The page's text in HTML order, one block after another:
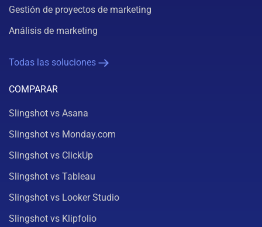
Gestión de proyectos de marketing
Análisis de marketing
Todas las soluciones
COMPARAR
Slingshot vs Asana
Slingshot vs Monday.com
Slingshot vs ClickUp
Slingshot vs Tableau
Slingshot vs Looker Studio
Slingshot vs Klipfolio